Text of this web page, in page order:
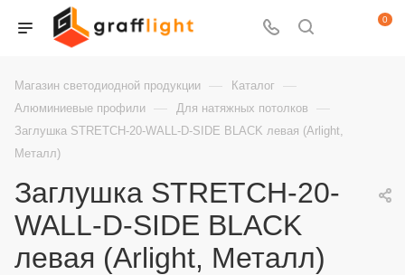
0
Магазин светодиодной продукции — Каталог —
Алюминиевые профили — Для натяжных потолков —
Заглушка STRETCH-20-WALL-D-SIDE BLACK левая (Arlight,
Металл)
Заглушка STRETCH-20-
WALL-D-SIDE BLACK
левая (Arlight, Металл)